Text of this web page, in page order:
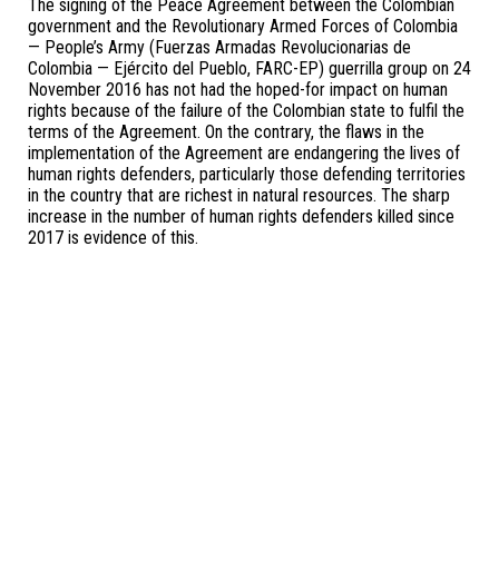
The signing of the Peace Agreement between the Colombian
government and the Revolutionary Armed Forces of Colombia
— People’s Army (Fuerzas Armadas Revolucionarias de
Colombia — Ejército del Pueblo, FARC-EP) guerrilla group on 24
November 2016 has not had the hoped-for impact on human
rights because of the failure of the Colombian state to fulfil the
terms of the Agreement. On the contrary, the flaws in the
implementation of the Agreement are endangering the lives of
human rights defenders, particularly those defending territories
in the country that are richest in natural resources. The sharp
increase in the number of human rights defenders killed since
2017 is evidence of this.